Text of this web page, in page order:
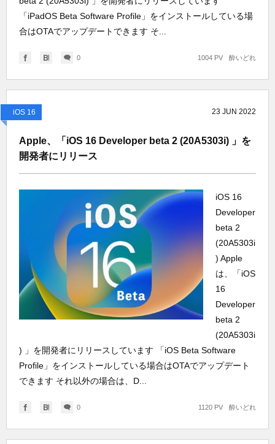
「iPadOS Beta Software Profile」をインストールしている場
合はOTAでアップデートできます そ...
0 酔いどれ
1004 PV
iOS 16 23 JUN 2022
Apple、「iOS 16 Developer beta 2 (20A5303i) 」を
開発者にリリース
iOS 16
Developer
beta 2
(20A5303i
) Apple
は、「iOS
16
Developer
beta 2
(20A5303i
) 」を開発者にリリースしています 「iOS Beta Software
Profile」をインストールしている場合はOTAでアップデート
できます それ以外の場合は、D...
0 酔いどれ
1120 PV